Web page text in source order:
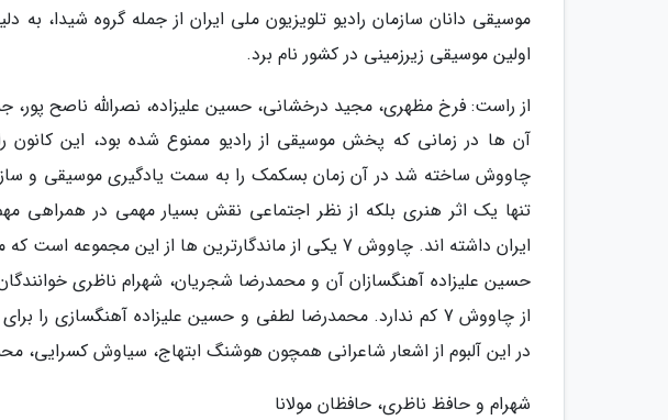
اولین موسیقی زیرزمینی در کشور نام برد.
از راست: فرخ مظهری، مجید درخشانی، حسین علیزاده، نصرالله ناصح
آن ها در زمانی که پخش موسیقی از رادیو ممنوع شده بود، این کانون
چاووش ساخته شد در آن زمان بسکمک را به سمت یادگیری موسیقی و
تنها یک اثر هنری بلکه از نظر اجتماعی نقش بسیار مهمی در همراهی
ایران داشته اند. چاووش 7 یکی از ماندگارترین ها از این
از چاووش 7 کم ندارد. محمدرضا لطفی و حسین علیزاده آهنگسازی را
در این آلبوم از اشعار شاعرانی همچون هوشنگ ابتهاج، سیاوش کسرایی،
شهرام و حافظ ناظری، حافظان مولانا